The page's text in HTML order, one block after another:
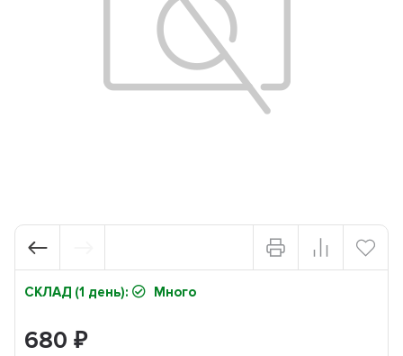
СКЛАД (1 день): Много
680₽